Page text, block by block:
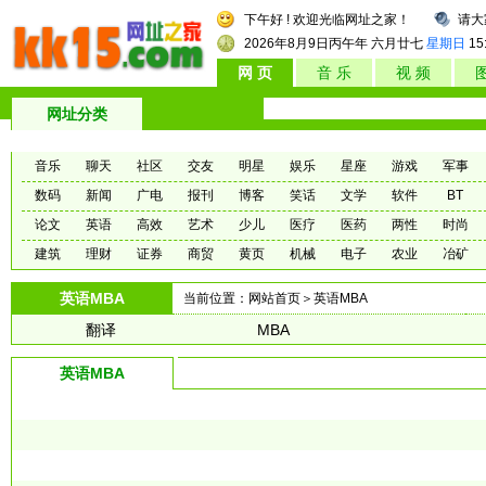
请
下午好 ! 欢迎光临网址之家！
2026年8月9日 丙午年 六月廿七 星期日
网 页 音 乐 视 频
网址分类
音乐 聊天 社区 交友 明星 娱乐 星座 游戏
军事
数码
新闻 广电 报刊 博客 笑话 文学 软件
BT
论文
英语 高效 艺术 少儿 医疗 医药 两性
时尚
建筑
理财 证券 商贸 黄页 机械 电子 农业 冶矿
英语MBA 当前位置： 网站首页 ＞英语MBA
翻译 MBA
英语MBA